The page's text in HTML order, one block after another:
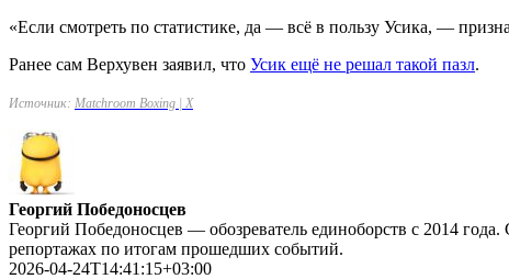
«Если смотреть по статистике, да — всё в пользу Усика, —
Ранее сам Верхувен заявил, что Усик ещё не решал такой пазл.
Источник: Matchroom Boxing | X
Георгий Победоносцев
Георгий Победоносцев — обозреватель единоборств с 2014
репортажах по итогам прошедших событий.
2026-04-24T14:41:15+03:00